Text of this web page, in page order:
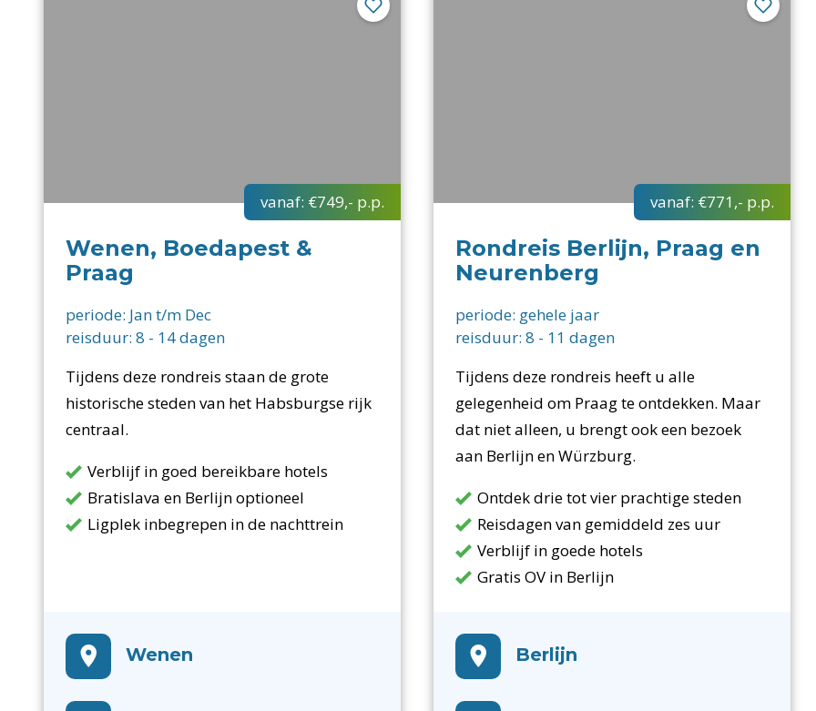
vanaf: €749,- p.p.
Wenen, Boedapest &
Praag
periode: Jan t/m Dec
reisduur: 8 - 14dagen
Tijdens deze rondreis staan de grote
historische steden van het Habsburgse rijk
centraal.
Verblijf in goed bereikbare hotels
Bratislava en Berlijn optioneel
Ligplek inbegrepen in de nachttrein
Wenen
vanaf: €771,- p.p.
Rondreis Berlijn, Praag en
Neurenberg
periode: gehele jaar
reisduur: 8 - 11 dagen
Tijdens deze rondreis heeft u alle
gelegenheid om Praag te ontdekken. Maar
dat niet alleen, u brengt ook een bezoek
aan Berlijn en Würzburg.
Ontdek drie tot vier prachtige steden
Reisdagen van gemiddeld zes uur
Verblijf in goede hotels
Gratis OV in Berlijn
Berlijn